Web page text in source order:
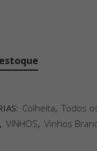
Colheita, Todos
, VINHOS, Vinhos